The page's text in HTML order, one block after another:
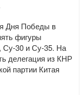
Дня Победы в
фигуры
Су-30 и Су-35. На
делегация из КНР
партии Китая